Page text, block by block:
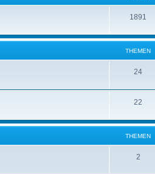
1891
THEMEN
24
22
THEMEN
2